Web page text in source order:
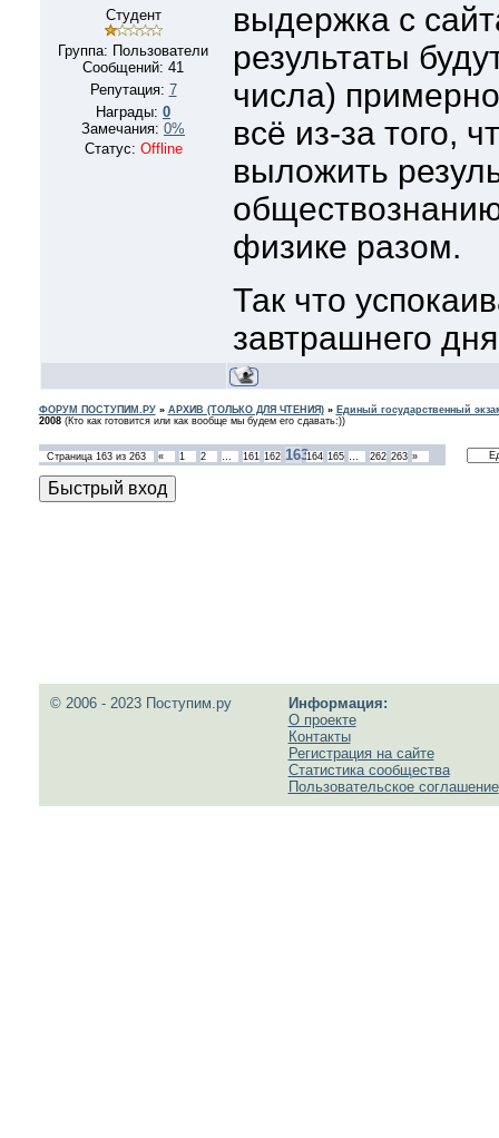
Студент
Группа: Пользователи
Сообщений: 41
Репутация: 7
Награды: 0
Замечания: 0%
Статус: Offline
выдержка с
результаты
числа)
всё из-за того,
выложить
физике разом.
Так что
завтрашнего
ФОРУМ ПОСТУПИМ.РУ» АРХИВ (ТОЛЬКО ДЛЯ ЧТЕНИЯ)» Единый государственный
2008 (Кто как готовится или как вообще мы будем его сдавать:))
Страница 163из 263 « 1 2 … 161 162 163164 165 … 262 263 »
© 2006 - 2023 Поступим.ру
Информация:
О проекте
Контакты
Регистрация на сайте
Статистика сообщества
Пользовательское соглашение